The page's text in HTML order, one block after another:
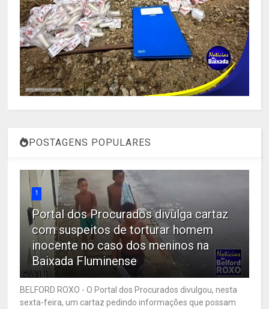
POSTAGENS POPULARES
1
Portal dos Procurados divulga cartaz
com suspeitos de torturar homem
inocente no caso dos meninos na
Baixada Fluminense
BELFORD ROXO - O Portal dos Procurados divulgou, nesta
sexta-feira, um cartaz pedindo informações que possam